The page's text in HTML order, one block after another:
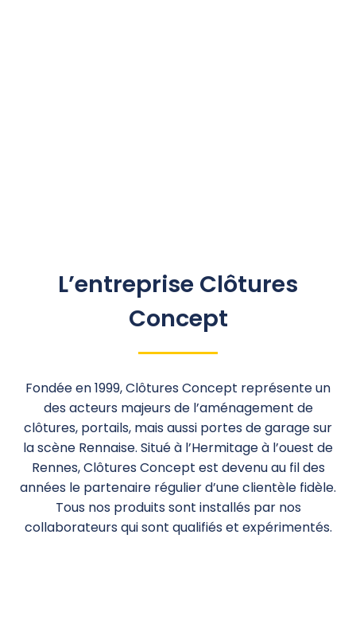
L’entreprise Clôtures
Concept
Fondée en 1999, Clôtures Concept représente un
des acteurs majeurs de l’aménagement de
clôtures, portails, mais aussi portes de garage sur
la scène Rennaise. Situé à l’Hermitage à l’ouest de
Rennes, Clôtures Concept est devenu au fil des
années le partenaire régulier d’une clientèle fidèle.
Tous nos produits sont installés par nos
collaborateurs qui sont qualifiés et expérimentés.